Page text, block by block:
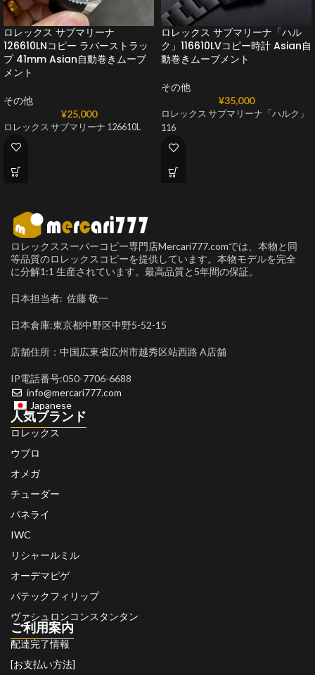
ロレックス サブマリーナ
126610LNコピー ラバーストラッ
プ 41mm Asian自動巻きムーブ
メント
その他
¥25,000
ロレックス サブマリーナ 126610L
ロレックス サブマリーナ「ハル
ク」116610LVコピー時計 Asian自
動巻きムーブメント
その他
¥35,000
ロレックス サブマリーナ「ハルク」
116
ロレックススーパーコピー専門店Mercari777.comでは、本物と同
等品質のロレックスコピーを提供しています。本物モデルを完全
に分解1:1 生産されています。最高品質と5年間の保証。
日本担当者: 佐藤 敬一
日本倉庫:東京都中野区中野5-52-15
店舗住所：中国広東省広州市越秀区站西路 A店舗
IP電話番号:050-7706-6688
info@mercari777.com
Japanese
人気ブランド
ロレックス
ウブロ
オメガ
チューダー
パネライ
IWC
リシャールミル
オーデマピゲ
パテックフィリップ
ヴァシュロンコンスタンタン
ご利用案内
配達完了情報
[お支払い方法]